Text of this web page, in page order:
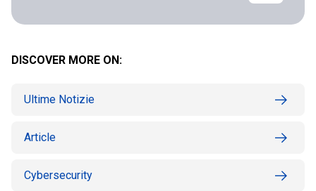
DISCOVER MORE ON:
Ultime Notizie
Article
Cybersecurity